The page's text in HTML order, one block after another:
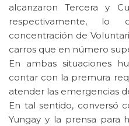
alcanzaron Tercera y
respectivamente,
concentración de
carros que en número
En ambas situaciones
contar con la premura
atender las emergencias
En tal sentido, conversó
Yungay y la prensa para